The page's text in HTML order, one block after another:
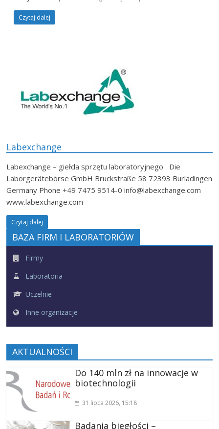
Czytaj dalej
Labexchange
Labexchange – giełda sprzętu laboratoryjnego Die
Laborgerätebörse GmbH Bruckstraße 58 72393 Burladingen
Germany Phone +49 7475 9514-0 info@labexchange.com
www.labexchange.com
Czytaj dalej
BAZA FIRM I LABORATORIÓW
Firmy
Laboratoria
Uczelnie
Inne organizacje
AKTUALNOŚCI
Do 140 mln zł na innowacje w
biotechnologii
31 lipca 2026, 15:18
Badania biegłości –